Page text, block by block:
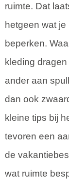
ruimte. Dat
hetgeen wat je
beperken.
kleding
ander aan
dan ook
kleine tips bij
tevoren een
de
wat ruimte